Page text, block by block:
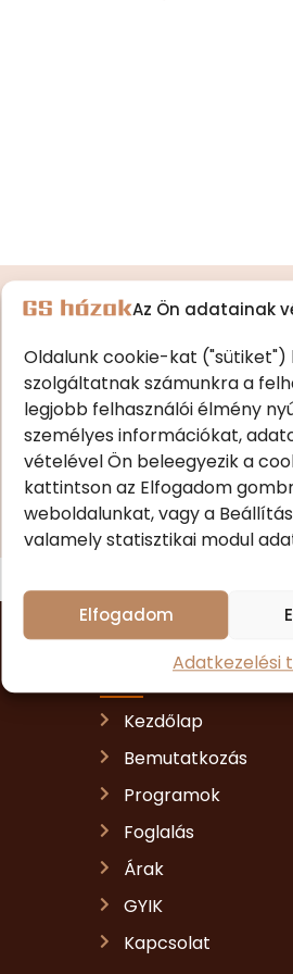
Az Ön adatainak
Oldalunk cookie-kat ("sütiket")
szolgáltatnak számunkra a
legjobb felhasználói élmény
személyes információkat,
vételével Ön beleegyezik a
kattintson az Elfogadom
weboldalunkat, vagy a
valamely statisztikai modul
Elfogadom
Adatkezelési
GYORSMENÜ
Kezdőlap
Bemutatkozás
Programok
Foglalás
Árak
GYIK
Kapcsolat